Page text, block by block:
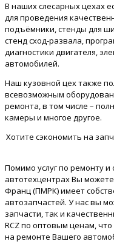
В наших слесарных цехах
для проведения
подъёмники, стенды для
стенд сход-развала,
диагностики двигателя,
автомобилей.
Наш кузовной цех также
всевозможным
ремонта, в том числе –
камеры и многое другое.
Хотите сэкономить на
Помимо услуг по ремонту
автотехцентрах Вы
Франц (ПМРК) имеет
автозапчастей. У нас вы
запчасти, так и
RCZ по оптовым ценам,
на ремонте Вашего